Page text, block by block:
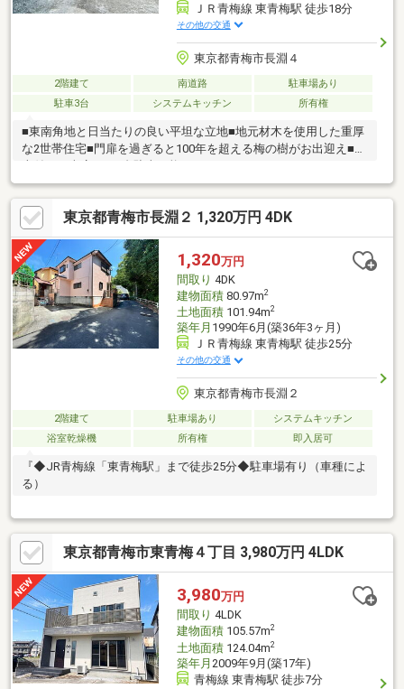
ＪＲ青梅線 東青梅駅 徒歩18分
その他の交通
東京都青梅市長淵４
2階建て 南道路
駐車場あり
駐車3台
システムキッチン 所有権
■東南角地と日当たりの良い平坦な立地■地元材木を使用した重厚
な2世帯住宅■門扉を過ぎると100年を超える梅の樹がお出迎え■屋
東京都青梅市長淵２ 1,320万円 4DK
1,320万円
間取り 4DK
建物面積80.97m2
土地面積101.94m2
築年月 1990年6月(築36年3ヶ月)
ＪＲ青梅線 東青梅駅 徒歩25分
その他の交通
東京都青梅市長淵２
2階建て 駐車場あり
システムキッチン
浴室乾燥機
所有権 即入居可
『◆JR青梅線「東青梅駅」まで徒歩25分◆駐車場有り（車種によ
る）
東京都青梅市東青梅４丁目 3,980万円 4LDK
3,980万円
間取り 4LDK
建物面積105.57m2
土地面積124.04m2
築年月 2009年9月(築17年)
青梅線 東青梅駅 徒歩7分